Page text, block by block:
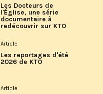
Les Docteurs de
l'Église, une série
documentaire à
redécouvrir sur KTO
Article
Les reportages d'été
2026 de KTO
Article